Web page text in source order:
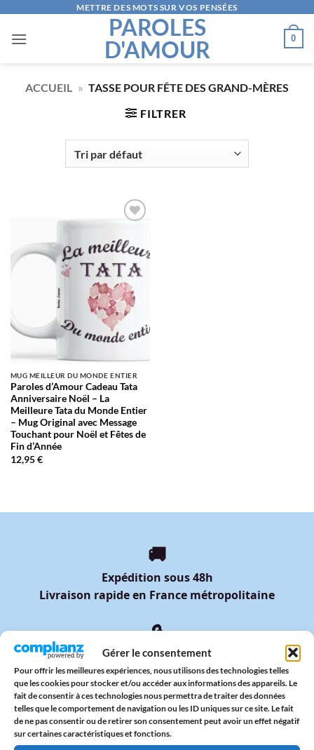
Gérer le consentement
Pour offrir les meilleures expériences, nous utilisons des technologies telles
que les cookies pour stocker et/ou accéder aux informations des appareils. Le
fait de consentir à ces technologies nous permettra de traiter des données
telles que le comportement de navigation ou les ID uniques sur ce site. Le fait
de ne pas consentir ou de retirer son consentement peut avoir un effet négatif
sur certaines caractéristiques et fonctions.
contenu
METTRE DES MOTS SUR VOS PENSÉES
PAROLES
D'AMOUR
0
ACCUEIL » TASSE POUR FÊTE DES GRAND-MÈRES
FILTRER
À LA
D’ENVIES
MUG MEILLEUR DU MONDE ENTIER
Paroles d’Amour Cadeau Tata
Anniversaire Noël – La
Meilleure Tata du Monde Entier
– Mug Original avec Message
Touchant pour Noël et Fêtes de
Fin d’Année
12,95€
🚚
Expédition sous 48h
Livraison rapide en France métropolitaine
🔒
Paiement sécurisé
CB & PayPal sur serveur protégé
🇫🇷
Atelier en France